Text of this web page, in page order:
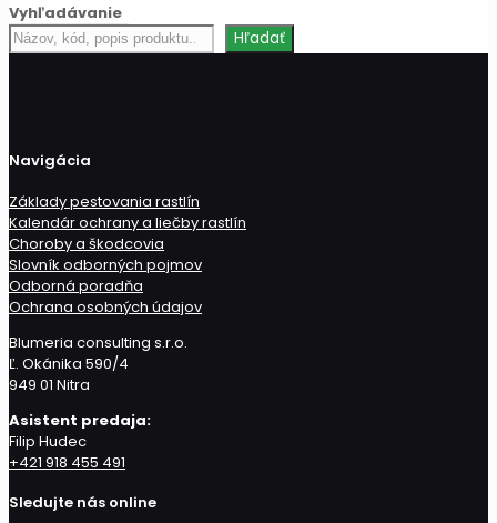
Vyhľadávanie
Hľadať
produkt
Hľadať
Navigácia
Základy pestovania rastlín
Kalendár ochrany a liečby rastlín
Choroby a škodcovia
Slovník odborných pojmov
Odborná poradňa
Ochrana osobných údajov
Blumeria consulting s.r.o.
Ľ. Okánika 590/4
949 01 Nitra
Asistent predaja:
Filip Hudec
+421 918 455 491
Sledujte nás online